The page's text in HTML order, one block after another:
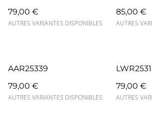
79,00 €
AUTRES VARIANTES DISPONIBLES
85,00 €
AUTRES
AAR25339
79,00 €
AUTRES VARIANTES DISPONIBLES
79,00 €
AUTRES